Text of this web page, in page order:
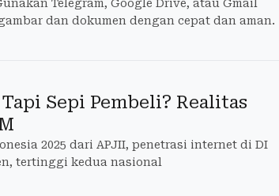
Telegram, Google Drive, atau Gmail
dan dokumen dengan cepat dan aman.
Sepi Pembeli? Realitas
2025 dari APJII, penetrasi internet di DI
tertinggi kedua nasional